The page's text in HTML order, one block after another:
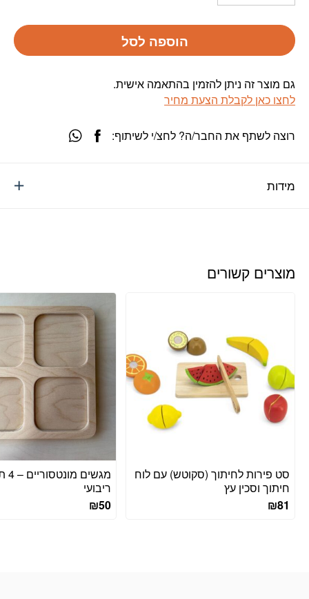
הוספה לסל
גם מוצר זה ניתן להזמין בהתאמה אישית.
לחצו כאן לקבלת הצעת מחיר
מידות
רוצה לשתף את החבר/ה? לחצ/י לשיתוף:
מוצרים קשורים
סט פירות לחיתוך (סקוטש) עם לוח
חיתוך וסכין עץ
₪81
ריבועי
₪50